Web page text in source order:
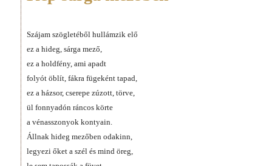
Szájam szögletéből hullámzik elő
ez a hideg, sárga mező,
ez a holdfény, ami apadt
folyót öblít, fákra fügeként tapad,
ez a házsor, cserepe zúzott, törve,
ül fonnyadón ráncos körte
a vénasszonyok kontyain.
Állnak hideg mezőben odakinn,
legyezi őket a szél és mind öreg,